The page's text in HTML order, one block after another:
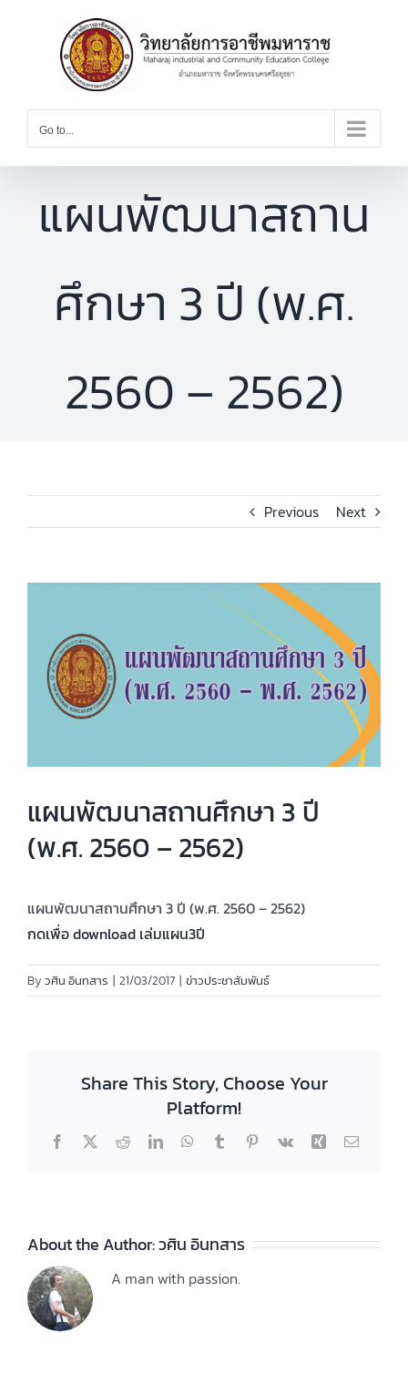
Go to...
แผนพัฒนาสถาน
ศึกษา 3 ปี (พ.ศ.
2560 – 2562)
Previous Next
Image
แผนพัฒนาสถานศึกษา 3 ปี
(พ.ศ. 2560 – 2562)
แผนพัฒนาสถานศึกษา 3 ปี (พ.ศ. 2560 – 2562)
กดเพื่อ download เล่มแผน3ปี
By วศิน อินทสาร | 21/03/2017 | ข่าวประชาสัมพันธ์
Share This Story, Choose Your
Platform!
Facebook
X RedditLinkedInWhatsApp
TumblrPinterest
Vk Xing Email
About the Author:วศิน อินทสาร
A man with passion.